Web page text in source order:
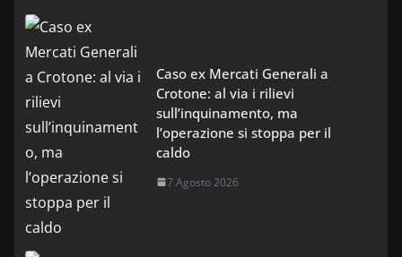
Caso ex Mercati Generali a
Crotone: al via i rilievi
sull’inquinamento, ma
l’operazione si stoppa per il
caldo
7 Agosto 2026